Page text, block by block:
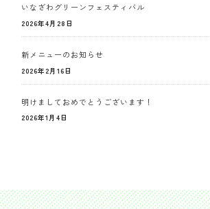
いなざわグリーンフェスティバル
2026年4月28日
新メニューのお知らせ
2026年2月16日
明けましておめでとうございます！
2026年1月4日